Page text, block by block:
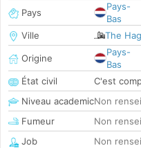
Pays
Pays-
Bas
Ville
The
Origine
Pays-
Bas
État civil
C'est
Niveau academicNon
Fumeur
Non
Job
Non